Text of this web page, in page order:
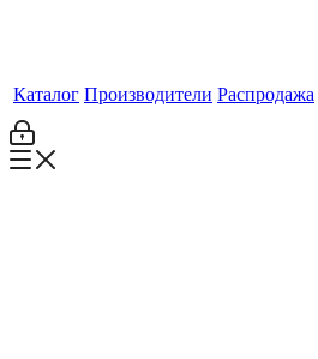
Каталог Производители Распродажа